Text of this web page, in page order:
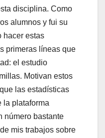
disciplina. Como
alumnos y fui su
hacer estas
primeras líneas que
el estudio
Motivan estos
las estadísticas
la plataforma
número bastante
mis trabajos sobre